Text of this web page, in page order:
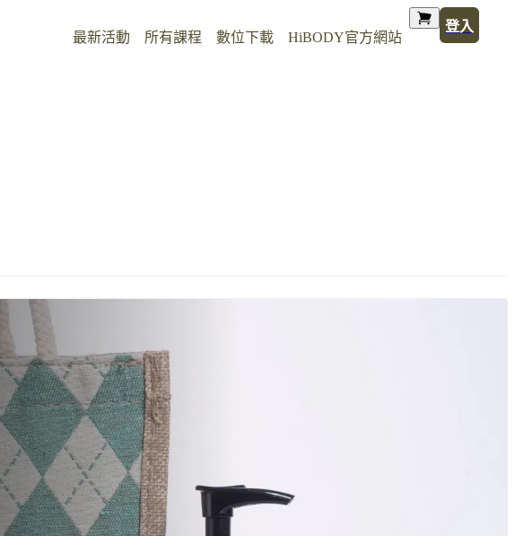
最新活動 所有課程 數位下載 HiBODY官方網站
登入